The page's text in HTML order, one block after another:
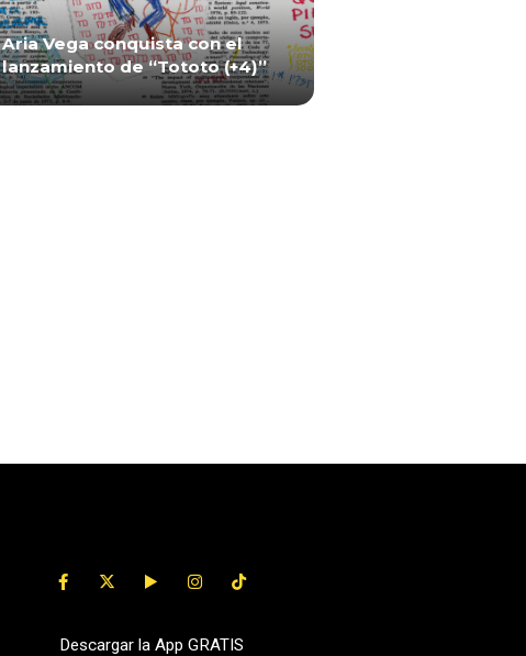
Aria Vega conquista con el
lanzamiento de “Tototo (+4)”
Descargar la App GRATIS